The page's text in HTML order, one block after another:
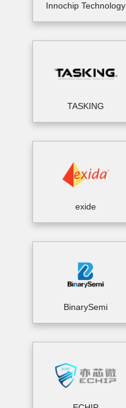
Innochip Technology
TASKING
exide
BinarySemi